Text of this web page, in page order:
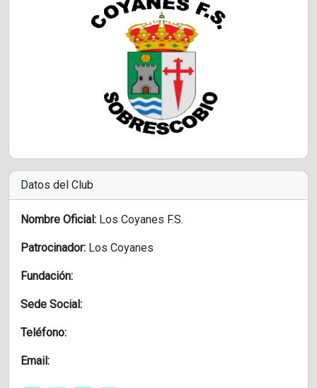
Datos del Club
Nombre Oficial: Los Coyanes F.S.
Patrocinador: Los Coyanes
Fundación:
Sede Social:
Teléfono:
Email: